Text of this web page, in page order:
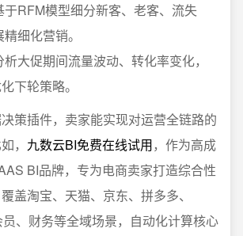
于RFM模型细分新客、老客、流失
细化营销。
大促期间流量波动、转化率变化，
下轮策略。
策插件，卖家能实现对运营全链路的
， 九数云BI免费在线试用，作为高成
BI品牌，专为电商卖家打造综合性
盖淘宝、天猫、京东、拼多多、
、财务等全域场景，自动化计算核心